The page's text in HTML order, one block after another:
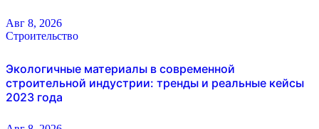
Авг 8, 2026
Строительство
Экологичные материалы в современной
строительной индустрии: тренды и реальные кейсы
2023 года